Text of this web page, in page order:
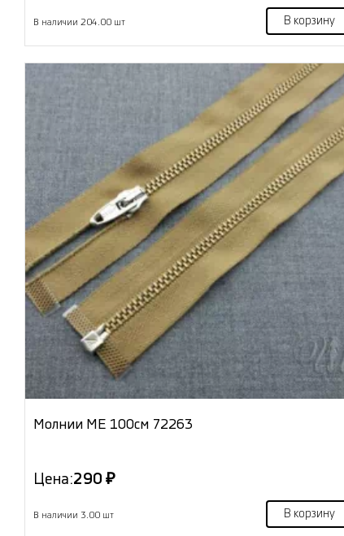
В наличии 204.00 шт В корзину
Молнии МЕ 100см 72263
Цена:290 ₽
В наличии 3.00 шт В корзину